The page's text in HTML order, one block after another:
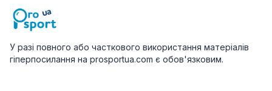
У разі повного або часткового використання матеріалів
гіперпосилання на prosportua.com є обов'язковим.